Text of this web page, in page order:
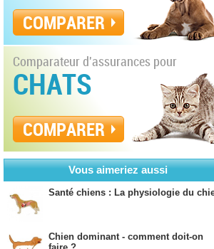
COMPARER
Comparateur d'assurances pour
CHATS
COMPARER
Vous aimeriez aussi
Santé chiens : La physiologie du
Chien dominant - comment doit-on